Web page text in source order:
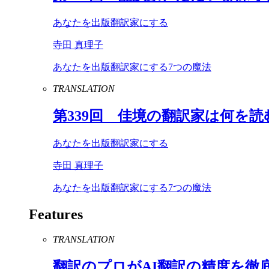
あなたを出版翻訳家にする
寺田 真理子
あなたを出版翻訳家にする7つの魔法
TRANSLATION
第339回 佳境の翻訳家は何を読
あなたを出版翻訳家にする
寺田 真理子
あなたを出版翻訳家にする7つの魔法
Features
TRANSLATION